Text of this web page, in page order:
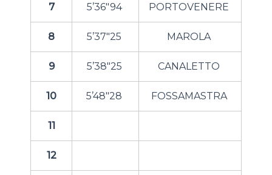
7 5’36″94 PORTOVENERE
8 5’37″25 MAROLA
9 5’38″25 CANALETTO
10 5’48″28 FOSSAMASTRA
11
12